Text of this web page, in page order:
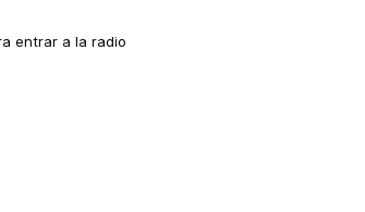
entrar a la radio